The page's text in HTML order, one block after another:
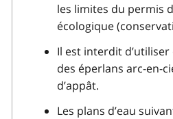
les limites du permis
écologique
Il est interdit
des éperlans arc-en-
d’appât.
Les plans d’eau